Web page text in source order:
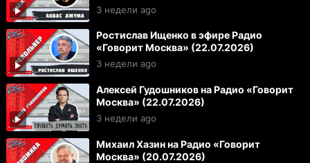
3 недели ago
Ростислав Ищенко в эфире Радио
«Говорит Москва» (22.07.2026)
3 недели ago
Алексей Гудошников на Радио «Говорит
Москва» (22.07.2026)
3 недели ago
Михаил Хазин на Радио «Говорит
Москва» (20.07.2026)